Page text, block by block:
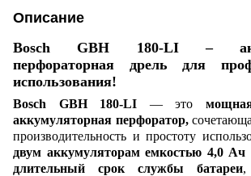
Описание
Bosch GBH 180-LI –
перфораторная дрель для
использования!
Bosch GBH 180-LI — это
аккумуляторная перфоратор,
производительность и простоту
двум аккумуляторам емкостью 4,0 Ач
длительный срок службы батареи,